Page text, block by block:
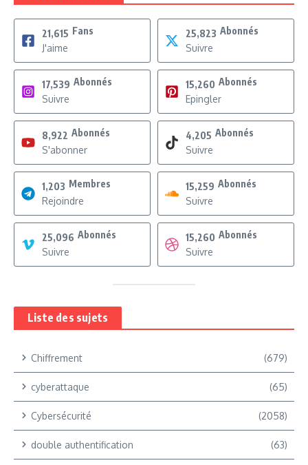
21,615 Fans
J'aime
25,823 Abonnés
Suivre
17,539 Abonnés
Suivre
15,260 Abonnés
Epingler
8,922 Abonnés
S'abonner
4,205 Abonnés
Suivre
1,203 Membres
Rejoindre
15,259 Abonnés
Suivre
25,096 Abonnés
Suivre
15,260 Abonnés
Suivre
Liste des sujets
Chiffrement (679)
cyberattaque (65)
Cybersécurité (2058)
double authentification (63)